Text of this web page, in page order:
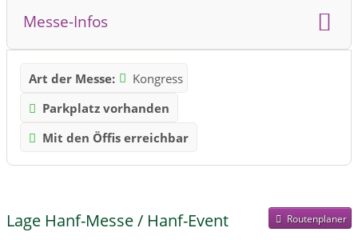
Messe-Infos
Art der Messe:
Kongress
Parkplatz vorhanden
Mit den Öffis erreichbar
Lage Hanf-Messe / Hanf-Event Routenplaner